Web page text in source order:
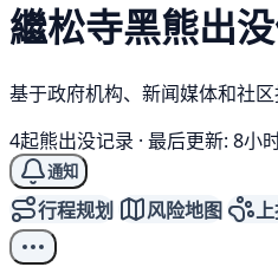
繼松寺黑熊出
基于政府机构、新闻媒体和社区
4起熊出没记录 · 最后更新: 8小
通知
行程规划 风险地图